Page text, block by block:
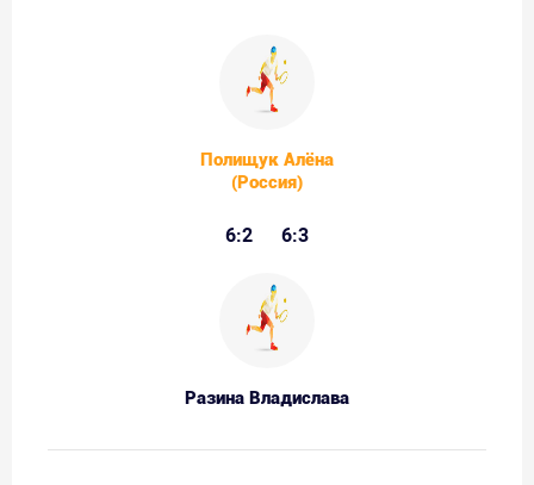
Полищук Алёна
(Россия)
6:2 6:3
Разина Владислава